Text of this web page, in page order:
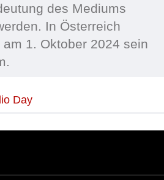
des Mediums
In Österreich
1. Oktober 2024 sein
Day